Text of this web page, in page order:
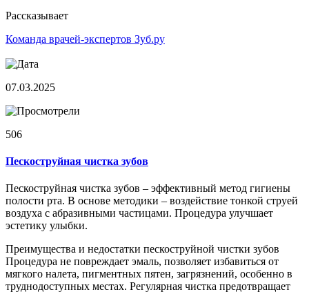
Рассказывает
Команда врачей-экспертов Зуб.ру
07.03.2025
506
Пескоструйная чистка зубов
Пескоструйная чистка зубов – эффективный метод гигиены
полости рта. В основе методики – воздействие тонкой струей
воздуха с абразивными частицами. Процедура улучшает
эстетику улыбки.
Преимущества и недостатки пескоструйной чистки зубов
Процедура не повреждает эмаль, позволяет избавиться от
мягкого налета, пигментных пятен, загрязнений, особенно в
труднодоступных местах. Регулярная чистка предотвращает